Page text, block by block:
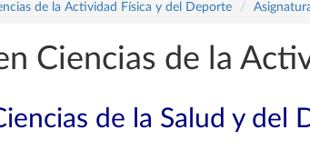
de la Actividad Física y del Deporte
Ciencias de la
de la Salud y del